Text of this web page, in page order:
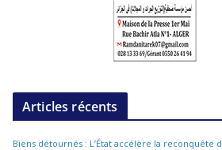
Articles récents
Biens détournés : L’État accélère la reconquête